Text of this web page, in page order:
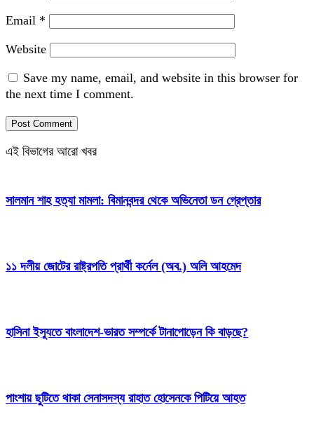
Email *
Website
Save my name, email, and website in this browser for
the next time I comment.
এই বিভাগের আরো খবর
সালমান শাহ হত্যা মামলা: বিমানবন্দর থেকে অভিনেতা ডন গ্রেপ্তার
১১ দলীয় জোটের রাষ্ট্রপতি প্রার্থী কর্নেল (অব.) অলি আহমেদ
হাসিনা ইস্যুতে বাংলাদেশ-ভারত সম্পর্কে টানাপোড়েন কি বাড়ছে?
পাংশায় ছুটিতে থাকা সেনাসদস্য রাহাত হোসেনকে পিটিয়ে আহত